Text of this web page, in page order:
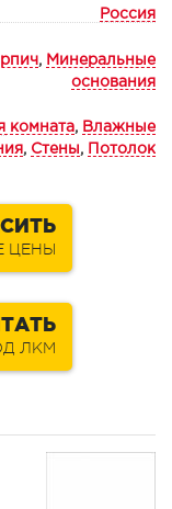
Россия
, Минеральные
основания
комната, Влажные
, Стены , Потолок
ЦЕНЫ
ЛКМ